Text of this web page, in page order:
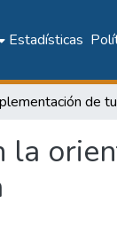
Estadísticas